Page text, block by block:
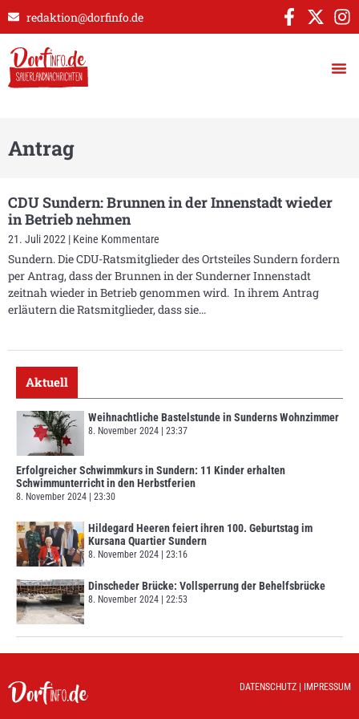
redaktion@dorfinfo.de
Antrag
CDU Sundern: Brunnen in der Innenstadt wieder
in Betrieb nehmen
21. Juli 2022 Keine Kommentare
Sundern. Die CDU-Ratsmitglieder des Ortsteiles Sundern fordern
per Antrag, dass der Brunnen in der Sunderner Innenstadt
zeitnah wieder in Betrieb genommen wird. In ihrem Antrag
erläutern die Ratsmitglieder, dass sie
Aktuell
Weihnachtliche Bastelstunde in Sunderns Wohnzimmer
8. November 2024 23:37
Erfolgreicher Schwimmkurs in Sundern: 11 Kinder erhalten
Schwimmunterricht in den Herbstferien
8. November 2024 23:30
Hildegard Heeren feiert ihren 100. Geburtstag im
Kursana Quartier Sundern
8. November 2024 23:16
Dinscheder Brücke: Vollsperrung der Behelfsbrücke
8. November 2024 22:53
DATENSCHUTZ IMPRESSUM